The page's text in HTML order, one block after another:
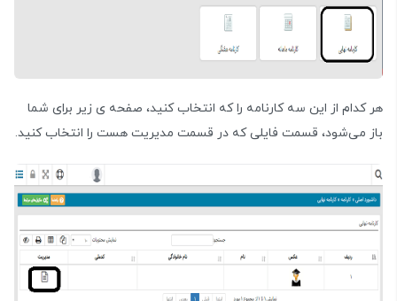
هر کدام از این سه کارنامه را که انتخاب کنید، صفحه ی زیر برای شما
باز می‌شود، قسمت فایلی که در قسمت مدیریت هست را انتخاب کنید.